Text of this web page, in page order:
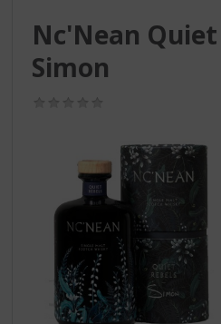
Nc'Nean Quiet
Simon